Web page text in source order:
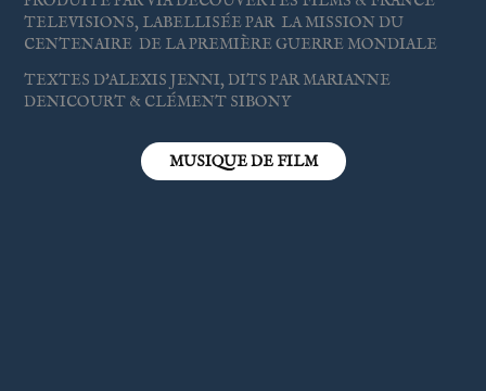
TELEVISIONS, LABELLISÉE PAR LA MISSION DU
CENTENAIRE DE LA PREMIÈRE GUERRE MONDIALE
TEXTES D'ALEXIS JENNI, DITS PAR MARIANNE
DENICOURT & CLÉMENT SIBONY
MUSIQUE DE FILM